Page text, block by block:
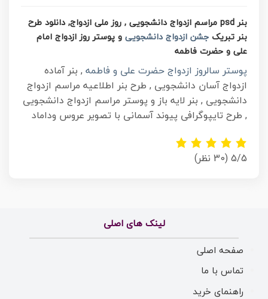
بنر psd مراسم ازدواج دانشجویی , روز ملی ازدواج, دانلود طرح
بنر تبریک جشن ازدواج دانشجویی و پوستر روز ازدواج امام
علی و حضرت فاطمه
پوستر سالروز ازدواج حضرت علی و فاطمه , بنر آماده
ازدواج آسان دانشجویی , طرح بنر اطلاعیه مراسم ازدواج
دانشجویی , بنر لایه باز و پوستر مراسم ازدواج دانشجویی
, طرح تایپوگرافی پیوند آسمانی با تصویر عروس وداماد
5/5 (30 نظر)
لینک های اصلی
صفحه اصلی
تماس با ما
راهنمای خرید